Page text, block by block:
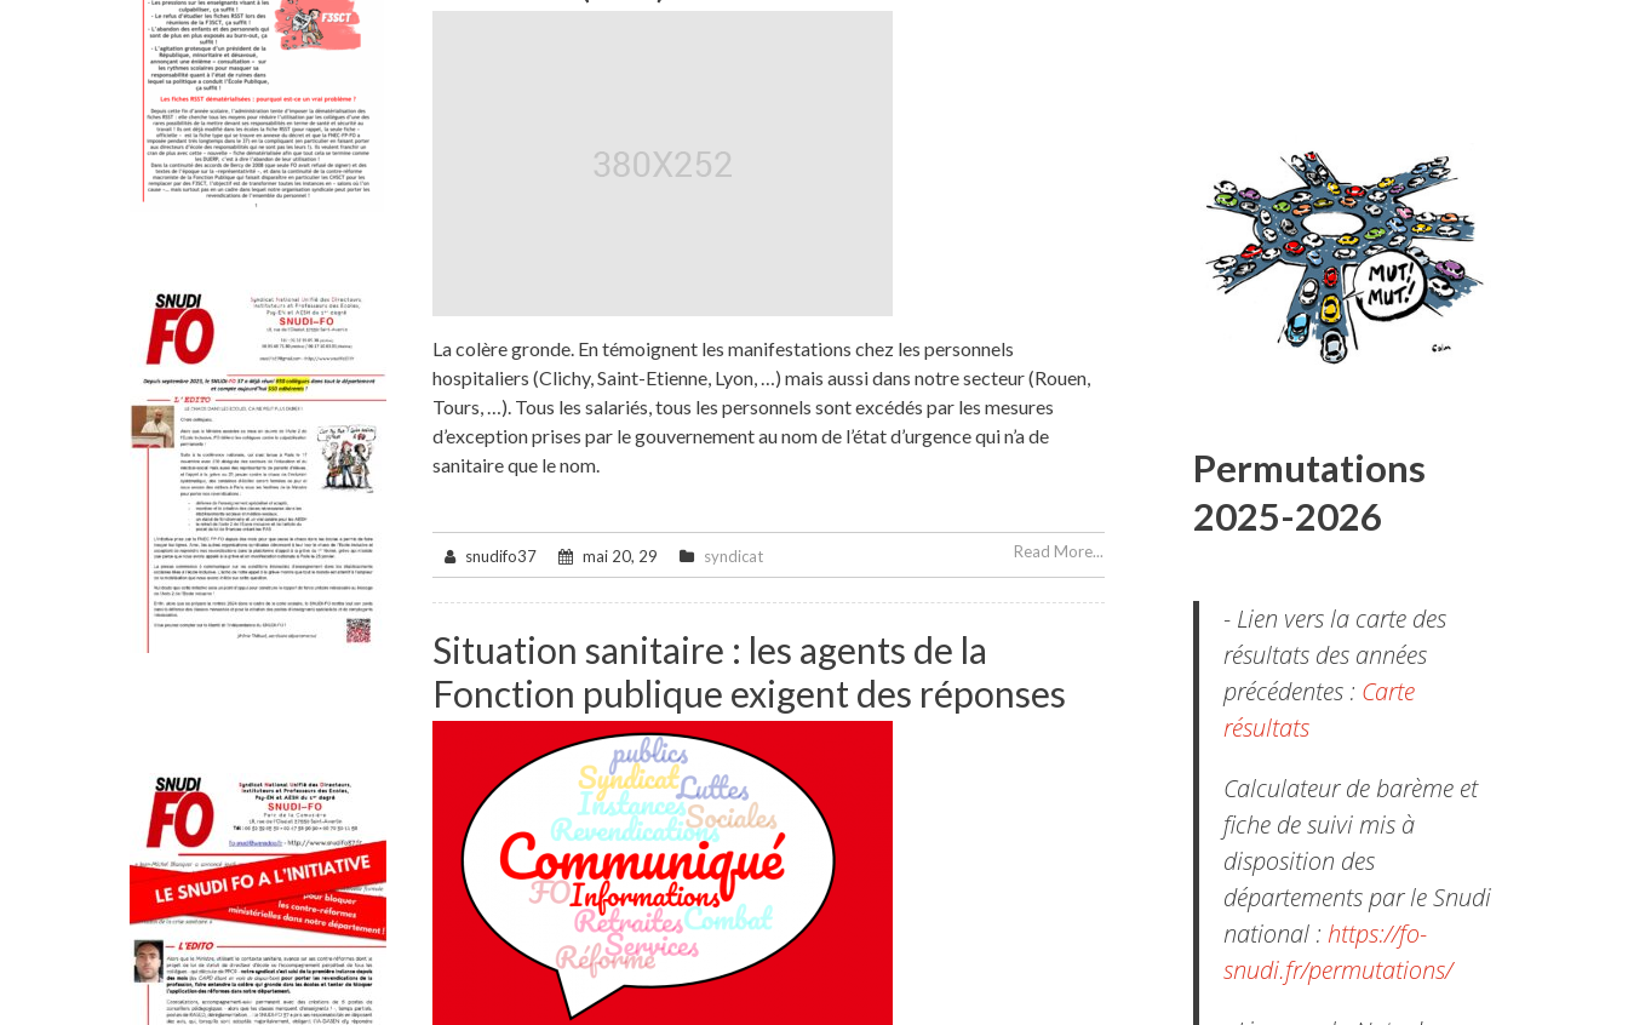
La colère gronde. En témoignent les manifestations chez les personnels
hospitaliers (Clichy, Saint-Etienne, Lyon, …) mais aussi dans notre secteur (Rouen,
Tours, …). Tous les salariés, tous les personnels sont excédés par les mesures
d’exception prises par le gouvernement au nom de l’état d’urgence qui n’a de
sanitaire que le nom.
snudifo37 mai 20, 29 syndicat Read More...
Situation sanitaire : les agents de la
Fonction publique exigent des réponses
Permutations
2025-2026
- Lien vers la carte des
résultats des années
précédentes : Carte
résultats
Calculateur de barème et
fiche de suivi mis à
disposition des
départements par le Snudi
national : https://fo-
snudi.fr/permutations/